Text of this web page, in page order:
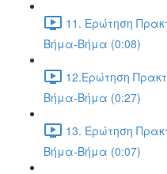
11. Ερώτηση
Βήμα-Βήμα (0:08)
12.Ερώτηση
Βήμα-Βήμα (0:27)
13. Ερώτηση
Βήμα-Βήμα (0:07)